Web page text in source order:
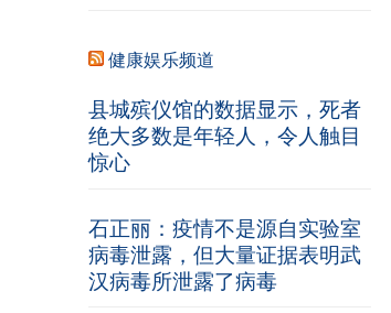
健康娱乐频道
县城殡仪馆的数据显示，死者
绝大多数是年轻人，令人触目
惊心
石正丽：疫情不是源自实验室
病毒泄露，但大量证据表明武
汉病毒所泄露了病毒